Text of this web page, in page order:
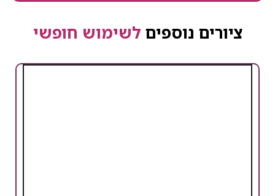
נוספים לשימוש חופשי